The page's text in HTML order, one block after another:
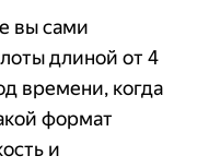
вы сами
длиной от 4
времени, когда
формат
и